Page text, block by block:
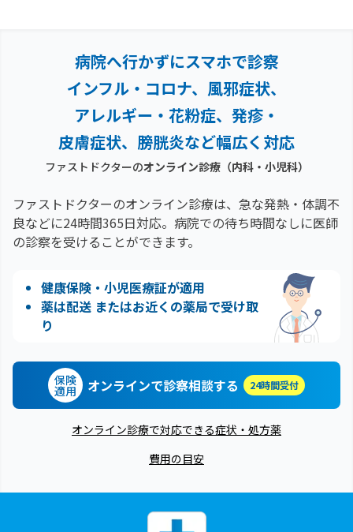
病院へ行かずにスマホで診察
インフル・コロナ、風邪症状、
アレルギー・花粉症、 発疹・
皮膚症状、膀胱炎など幅広く対応
ファストドクターのオンライン診療（内科・小児科）
ファストドクターのオンライン診療は、急な発熱・体調不
良などに24時間365日対応。 病院での待ち時間なしに医師
の診察を受けることができます。
健康保険・小児医療証が適用
薬は配送 またはお近くの薬局で受け取
り
保険
適用 オンラインで診察相談する 24時間受付
オンライン診療で対応できる症状・処方薬
費用の目安